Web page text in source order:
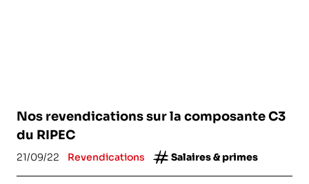
Nos revendications sur la composante C3
du RIPEC
21/09/22 Revendications Salaires & primes